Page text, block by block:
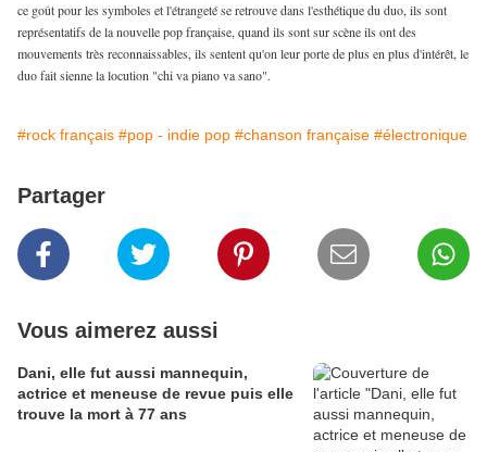
ce goût pour les symboles et l'étrangeté se retrouve dans l'esthétique du duo, ils sont
représentatifs de la nouvelle pop française, quand ils sont sur scène ils ont des
mouvements très reconnaissables, ils sentent qu'on leur porte de plus en plus d'intérêt, le
duo fait sienne la locution "chi va piano va sano".
#rock français #pop - indie pop #chanson française #électronique
Partager
Vous aimerez aussi
Dani, elle fut aussi mannequin,
actrice et meneuse de revue puis elle
trouve la mort à 77 ans